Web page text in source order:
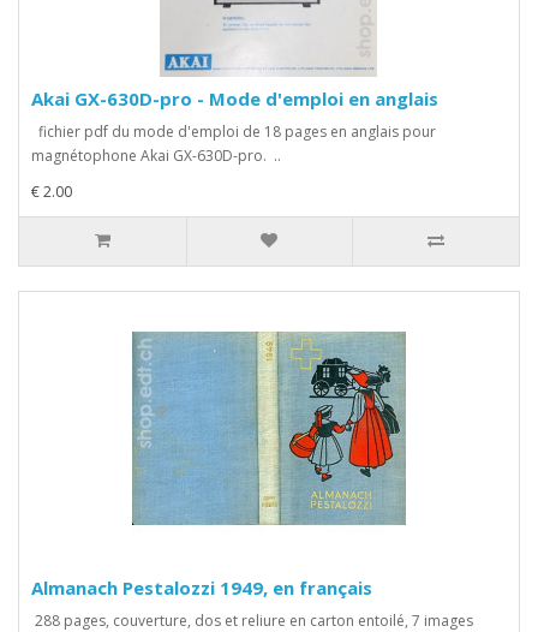
Akai GX-630D-pro - Mode d'emploi en anglais
fichier pdf du mode d'emploi de 18 pages en anglais pour
magnétophone Akai GX-630D-pro. ..
€ 2.00
Almanach Pestalozzi 1949, en français
288 pages, couverture, dos et reliure en carton entoilé, 7 images